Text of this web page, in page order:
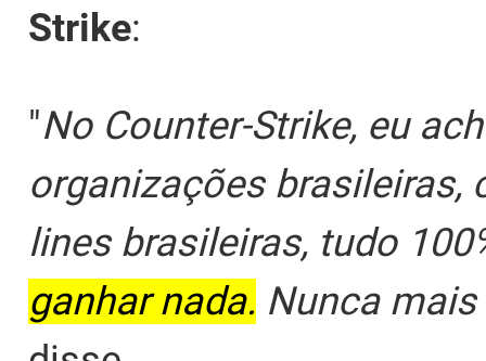
Strike:
"No Counter-Strike, eu
organizações brasileiras,
lines brasileiras, tudo
ganhar nada. Nunca